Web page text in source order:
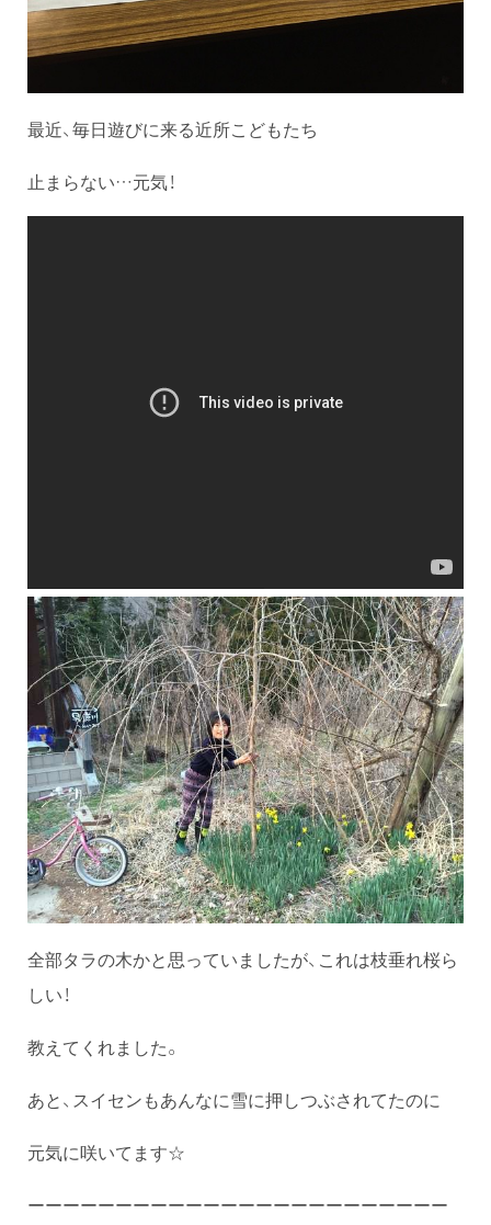
最近、毎日遊びに来る近所こどもたち
止まらない…元気！
全部タラの木かと思っていましたが、これは枝垂れ桜ら
しい！
教えてくれました。
あと、スイセンもあんなに雪に押しつぶされてたのに
元気に咲いてます☆
ーーーーーーーーーーーーーーーーーーーーーーーー